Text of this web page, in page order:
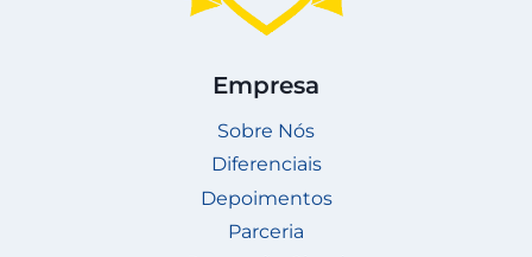
Empresa
Sobre Nós
Diferenciais
Depoimentos
Parceria